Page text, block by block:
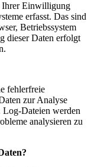
Ihrer Einwilligung
erfasst. Das sind
Betriebssystem
dieser Daten erfolgt
fehlerfreie
zur Analyse
Log-Dateien werden
analysieren zu